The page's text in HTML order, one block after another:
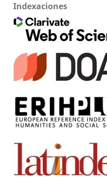
Indexaciones